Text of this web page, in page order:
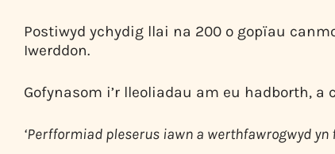
Postiwyd ychydig llai na 200 o gopïau
Iwerddon.
Gofynasom i’r lleoliadau am eu hadborth, a
‘Perfformiad pleserus iawn a werthfawrogwyd yn